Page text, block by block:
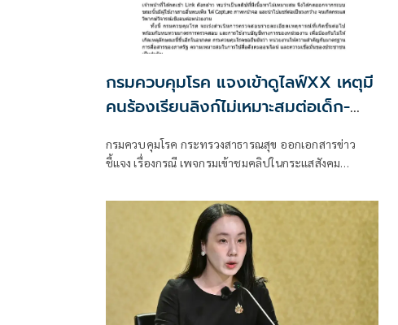
กรมควบคุมโรค แจงเข้าดูไลฟ์XX เหตุมี
คนร้องเรียนลิงก์ไม่เหมาะสมต่อเด็ก-
กรมควบคุมโรค กระทรวงสาธารณสุข ออกเอกสารข่าว
ชี้แจง เรื่องกรณี เพจกรมเข้าชมคลิปในกระแสสังคม